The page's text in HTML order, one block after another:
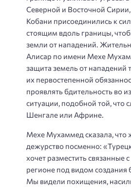
Северной и Восточной
Кобани присоединились к
стоящим вдоль границы,
земли от нападений.
Алисар по имени Мехе
защита земель от нападений
их первостепенной
проявлять бдительность во
ситуации, подобной той, что
Шенгале или Африне.
Мехе Мухаммед сказала,
дежурство посменно:
хочет разместить связанные
регионе под видом создания
Мы видели похищения,